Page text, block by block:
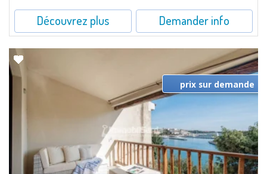
Découvrez plus Demander info
prix sur demande